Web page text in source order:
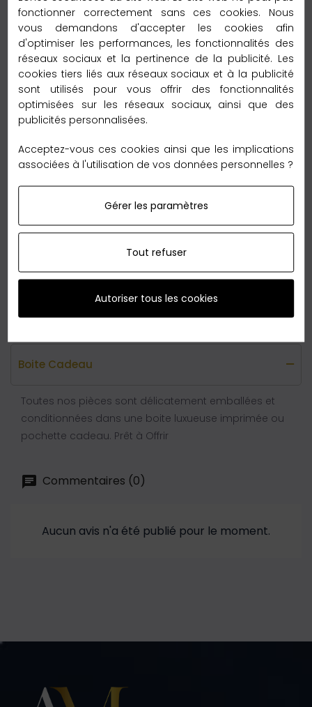
– 2 à 5 jours vers l’Europe
Délai de livraison :
– 6 à 12 jours vers le reste du monde
Garantie Retour 60 jours
Nous sommes tellement convaincus de nos qualités
que nous vous offrons leretoursans reserve en
achat.
Boite Cadeau
Toutes nos pièces sont délicatement emballées et
conditionnées dans une boite luxueuse imprimée ou
pochette cadeau. Prêt à Offrir
Commentaires (0)
Aucun avis n'a été publié pour le moment.
fonctionner correctement sans ces cookies. Nous
vous demandons d'accepter les cookies afin
d'optimiser les performances, les fonctionnalités des
réseaux sociaux et la pertinence de la publicité. Les
cookies tiers liés aux réseaux sociaux et à la publicité
sont utilisés pour vous offrir des fonctionnalités
optimisées sur les réseaux sociaux, ainsi que des
publicités personnalisées.
Acceptez-vous ces cookies ainsi que les implications
associées à l'utilisation de vos données personnelles ?
Gérer les paramètres
Tout refuser
Autoriser tous les cookies